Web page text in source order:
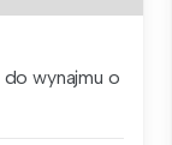
wynajmu o